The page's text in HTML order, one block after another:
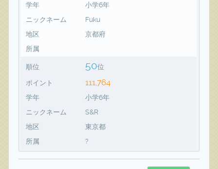
学年
小学6年
ニックネーム
Fuku
地区
京都府
所属
順位 50位
ポイント 111,764
学年
小学6年
ニックネーム
S&R
地区
東京都
所属
?